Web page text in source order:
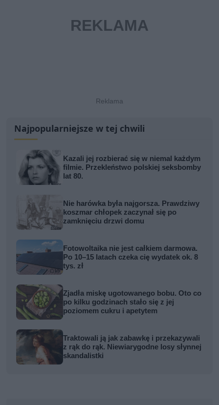
Najpopularniejsze w tej chwili
Kazali jej rozbierać się w niemal każdym
filmie. Przekleństwo polskiej seksbomby
lat 80.
Nie harówka była najgorsza. Prawdziwy
koszmar chłopek zaczynał się po
zamknięciu drzwi domu
Fotowoltaika nie jest całkiem darmowa.
Po 10–15 latach czeka cię wydatek ok. 8
tys. zł
Zjadła miskę ugotowanego bobu. Oto co
po kilku godzinach stało się z jej
poziomem cukru i apetytem
Traktowali ją jak zabawkę i przekazywali
z rąk do rąk. Niewiarygodne losy słynnej
skandalistki